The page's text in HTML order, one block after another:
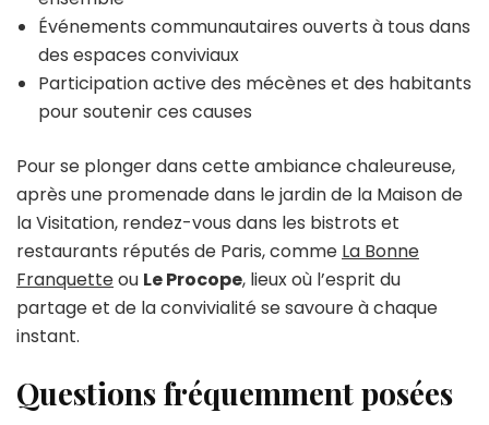
Événements communautaires ouverts à tous dans
des espaces conviviaux
Participation active des mécènes et des habitants
pour soutenir ces causes
Pour se plonger dans cette ambiance chaleureuse,
après une promenade dans le jardin de la Maison de
la Visitation, rendez-vous dans les bistrots et
restaurants réputés de Paris, comme La Bonne
Franquetteou Le Procope, lieux où l’esprit du
partage et de la convivialité se savoure à chaque
instant.
Questions fréquemment posées